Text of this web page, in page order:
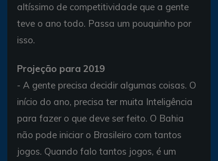
altíssimo de competitividade que a gente
teve o ano todo. Passa um pouquinho por
isso.
Projeção para 2019
- A gente precisa decidir algumas coisas. O
início do ano, precisa ter muita Inteligência
para fazer o que deve ser feito. O Bahia
não pode iniciar o Brasileiro com tantos
jogos. Quando falo tantos jogos, é um